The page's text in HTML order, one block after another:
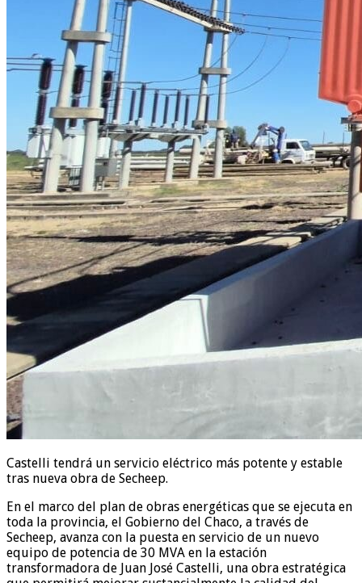
Castelli tendrá un servicio eléctrico más potente y estable
tras nueva obra de Secheep.
En el marco del plan de obras energéticas que se ejecuta en
toda la provincia, el Gobierno del Chaco, a través de
Secheep, avanza con la puesta en servicio de un nuevo
equipo de potencia de 30 MVA en la estación
transformadora de Juan José Castelli, una obra estratégica